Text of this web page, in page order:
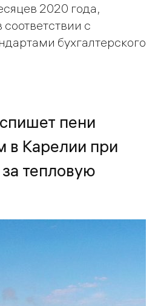
2020 года,
с
бухгалтерского
пени
в Карелии при
тепловую